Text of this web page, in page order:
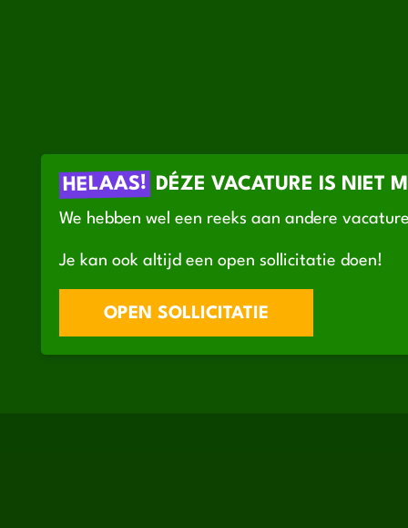
HELAAS! DÉZE VACATURE IS NIET
We hebben wel een reeks aan andere
Je kan ook altijd een open sollicitatie doen!
OPEN SOLLICITATIE